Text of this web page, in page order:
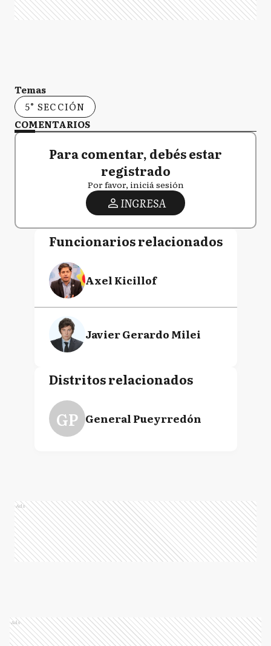
Temas
5° SECCIÓN
COMENTARIOS
Para comentar, debés estar
registrado
Por favor, iniciá sesión
INGRESA
Funcionarios relacionados
Axel Kicillof
Javier Gerardo Milei
Distritos relacionados
GP General Pueyrredón
Ads
Ads